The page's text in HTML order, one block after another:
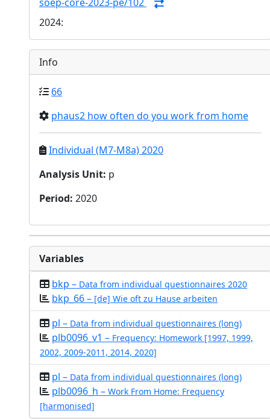
soep-core-2023-pe/102
2024:
Info
66
phaus2 how often do you work from home
Individual (M7-M8a) 2020
Analysis Unit: p
Period: 2020
Variables
bkp – Data from individual questionnaires 2020
bkp_66 – [de] Wie oft zu Hause arbeiten
pl – Data from individual questionnaires (long)
plb0096_v1 – Frequency: Homework [1997, 1999,
2002, 2009-2011, 2014, 2020]
pl – Data from individual questionnaires (long)
plb0096_h – Work From Home: Frequency
[harmonised]